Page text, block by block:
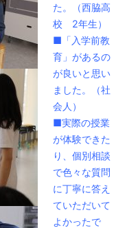
た。（西脇高
校 2年生）
■「入学前教
育」があるの
が良いと思い
ました。（社
会人）
■実際の授業
が体験できた
り、個別相談
で色々な質問
に丁寧に答え
ていただいて
よかったで